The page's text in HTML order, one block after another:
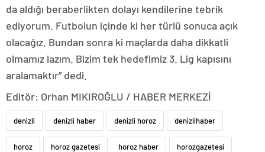
da aldığı beraberlikten dolayı kendilerine tebrik
ediyorum. Futbolun içinde ki her türlü sonuca açık
olacağız. Bundan sonra ki maçlarda daha dikkatli
olmamız lazım. Bizim tek hedefimiz 3. Lig kapısını
aralamaktır” dedi.
Editör: Orhan MIKIROĞLU / HABER MERKEZİ
denizli denizli haber denizli horoz denizlihaber
horoz horoz gazetesi horoz haber horozgazetesi